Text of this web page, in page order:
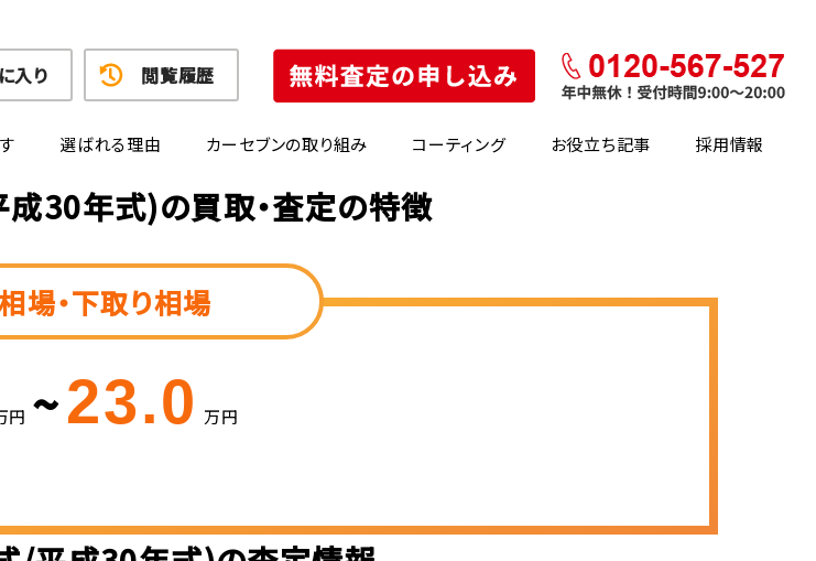
選ばれる理由 カーセブンの取り組み コーティング お役立ち記事 採用情報
入り 閲覧履歴
30年式)の買取・査定の特徴
場・下取り相場
円 ~23.0 万円